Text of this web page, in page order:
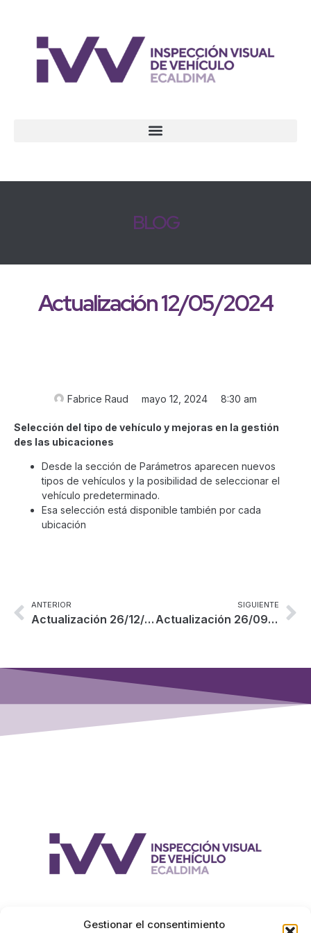
Gestionar el consentimiento
BLOG
Actualización 12/05/2024
Fabrice Raud mayo 12, 2024 8:30 am
Selección del tipo de vehículo y mejoras en la gestión
des las ubicaciones
Desde la sección de Parámetros aparecen nuevos
tipos de vehículos y la posibilidad de seleccionar el
vehículo predeterminado.
Esa selección está disponible también por cada
ubicación
ANTERIOR
Actualización 26/12/2023
SIGUIENTE
Actualización 26/09/2024